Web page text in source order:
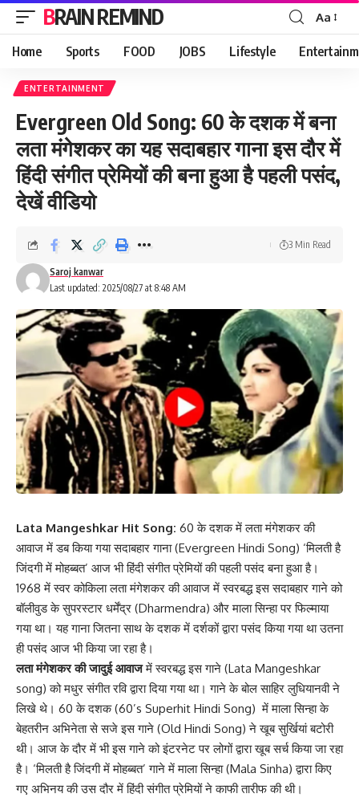
BRAIN REMIND
Font
Resizer
Aa
Home Sports FOOD JOBS Lifestyle
ENTERTAINMENT
Evergreen Old Song: 60 के दशक में बना
लता मंगेशकर का यह सदाबहार गाना इस दौर में
हिंदी संगीत प्रेमियों की बना हुआ है पहली पसंद,
देखें वीडियो
Last updated: 2025/08/27 at 8:48 AM
Saroj kanwar
3 Min Read
Lata Mangeshkar Hit Song: 60 के दशक में लता मंगेशकर की
आवाज में डब किया गया सदाबहार गाना (Evergreen Hindi Song) ‘मिलती है
जिंदगी में मोहब्बत’ आज भी हिंदी संगीत प्रेमियों की पहली पसंद बना हुआ है।
1968 में स्वर कोकिला लता मंगेशकर की आवाज में स्वरबद्ध इस सदाबहार गाने को
बॉलीवुड के सुपरस्टार धर्मेंद्र (Dharmendra) और माला सिन्हा पर फिल्माया
गया था। यह गाना जितना साथ के दशक में दर्शकों द्वारा पसंद किया गया था उतना
ही पसंद आज भी किया जा रहा है।
लता मंगेशकर की जादुई आवाजमें स्वरबद्ध इस गाने (Lata Mangeshkar
song) को मधुर संगीत रवि द्वारा दिया गया था। गाने के बोल साहिर लुधियानवी ने
लिखे थे। 60 के दशक (60’s Superhit Hindi Song) में माला सिन्हा के
बेहतरीन अभिनेता से सजे इस गाने (Old Hindi Song) ने खूब सुर्खियां बटोरी
थी। आज के दौर में भी इस गाने को इंटरनेट पर लोगों द्वारा खूब सर्च किया जा रहा
है। ‘मिलती है जिंदगी में मोहब्बत’ गाने में माला सिन्हा (Mala Sinha) द्वारा किए
गए अभिनय की उस दौर में हिंदी संगीत प्रेमियों ने काफी तारीफ की थी।